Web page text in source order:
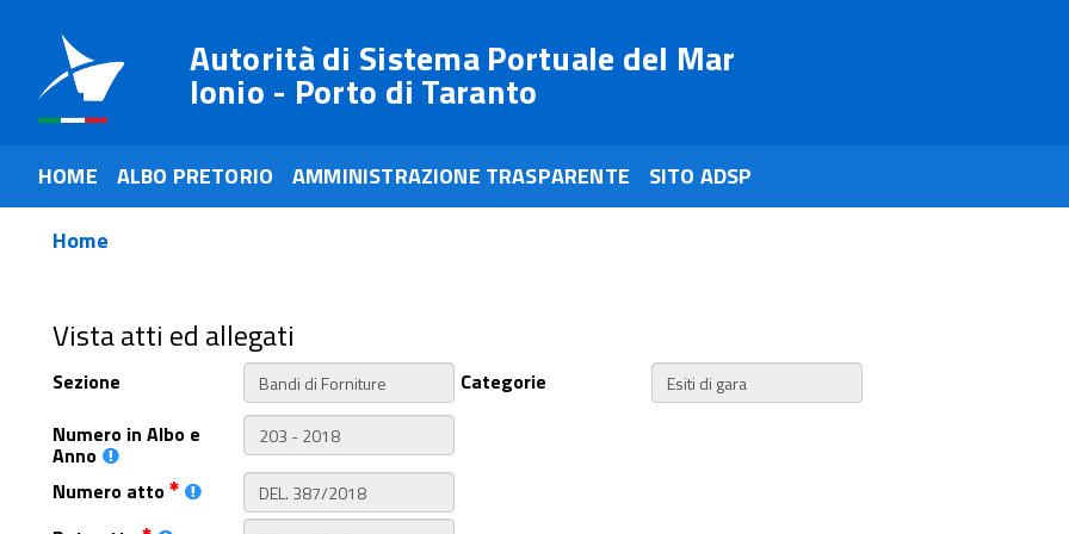
Autorità di Sistema Portuale del Mar
Ionio - Porto di Taranto
HOME ALBO PRETORIO AMMINISTRAZIONE TRASPARENTE
SITO ADSP
Home
Vista atti ed allegati
Sezione
Categorie
Numero in Albo e
Anno
Numero atto